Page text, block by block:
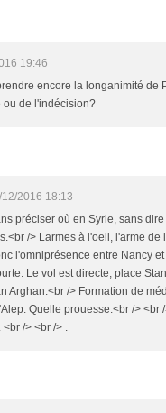
19:46
encore la longanimité de
ou de l'indécision?
2016 18:13
préciser où en Syrie, sans
/> Larmes à l'oeil, l'arme de
l'omniprésence entre Nancy
Le vol est directe, place
Arghan.<br /> Formation de
Quelle prouesse.<br /> <br
/> <br /> .